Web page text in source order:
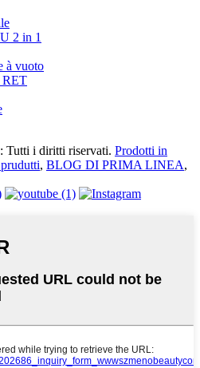
2 in 1
à vuoto
RET
Tutti i diritti riservati. Prodotti in
, BLOG DI PRIMA LINEA,